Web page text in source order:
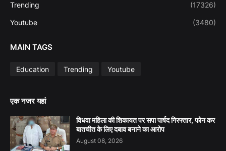
Trending (17326)
Youtube (3480)
MAIN TAGS
Education Trending Youtube
एक नजर यहां
विधवा महिला की शिकायत पर सपा पार्षद गिरफ्तार, फोन कर
बातचीत के लिए दबाव बनाने का आरोप
August 08, 2026